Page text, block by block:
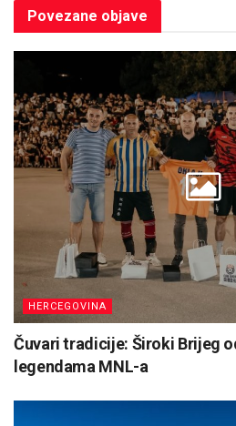
Povezane objave
HERCEGOVINA
Čuvari tradicije: Široki Brijeg
legendama MNL-a